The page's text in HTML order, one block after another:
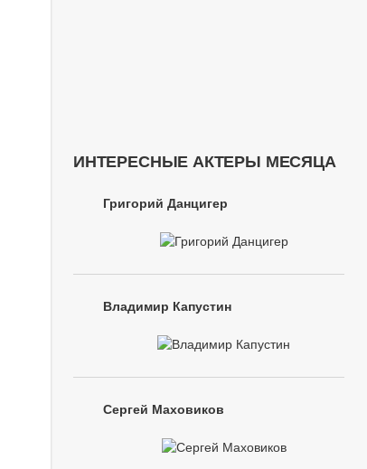
ИНТЕРЕСНЫЕ АКТЕРЫ МЕСЯЦА
Григорий Данцигер
Владимир Капустин
Сергей Маховиков